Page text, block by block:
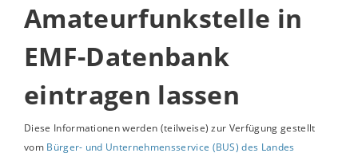
Amateurfunkstelle in
EMF-Datenbank
eintragen lassen
Diese Informationen werden (teilweise) zur Verfügung gestellt
vom Bürger- und Unternehmensservice (BUS) des Landes